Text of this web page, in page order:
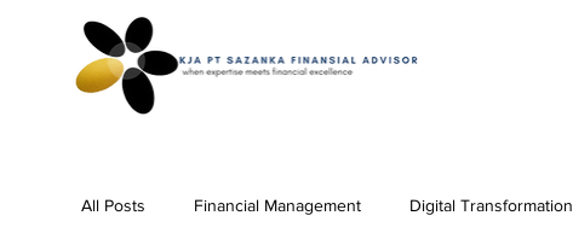
All Posts Financial Management Digital Transformation